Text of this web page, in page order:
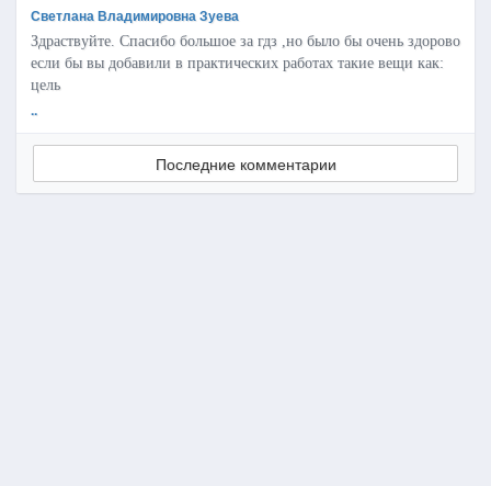
Светлана Владимировна Зуева
Здраствуйте. Спасибо большое за гдз ,но было бы очень здорово
если бы вы добавили в практических работах такие вещи как:
цель
..
Последние комментарии